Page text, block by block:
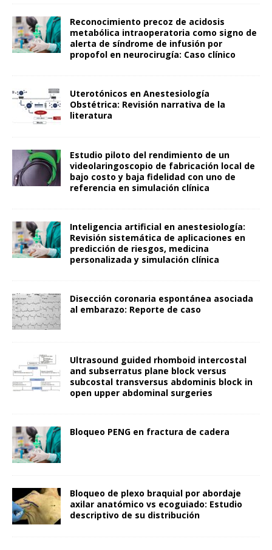
Reconocimiento precoz de acidosis
metabólica intraoperatoria como signo de
alerta de síndrome de infusión por
propofol en neurocirugía: Caso clínico
Uterotónicos en Anestesiología
Obstétrica: Revisión narrativa de la
literatura
Estudio piloto del rendimiento de un
videolaringoscopio de fabricación local de
bajo costo y baja fidelidad con uno de
referencia en simulación clínica
Inteligencia artificial en anestesiología:
Revisión sistemática de aplicaciones en
predicción de riesgos, medicina
personalizada y simulación clínica
Disección coronaria espontánea asociada
al embarazo: Reporte de caso
Ultrasound guided rhomboid intercostal
and subserratus plane block versus
subcostal transversus abdominis block in
open upper abdominal surgeries
Bloqueo PENG en fractura de cadera
Bloqueo de plexo braquial por abordaje
axilar anatómico vs ecoguiado: Estudio
descriptivo de su distribución